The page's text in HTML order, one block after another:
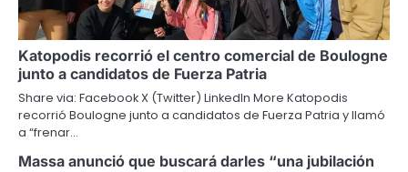
Katopodis recorrió el centro comercial de Boulogne
junto a candidatos de Fuerza Patria
Share via: Facebook X (Twitter) LinkedIn More Katopodis
recorrió Boulogne junto a candidatos de Fuerza Patria y llamó
a “frenar…
Massa anunció que buscará darles “una jubilación